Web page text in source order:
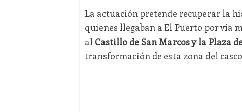
La actuación pretende recuperar la
quienes llegaban a El Puerto por vía
al Castillo de San Marcos y la Plaza
transformación de esta zona del